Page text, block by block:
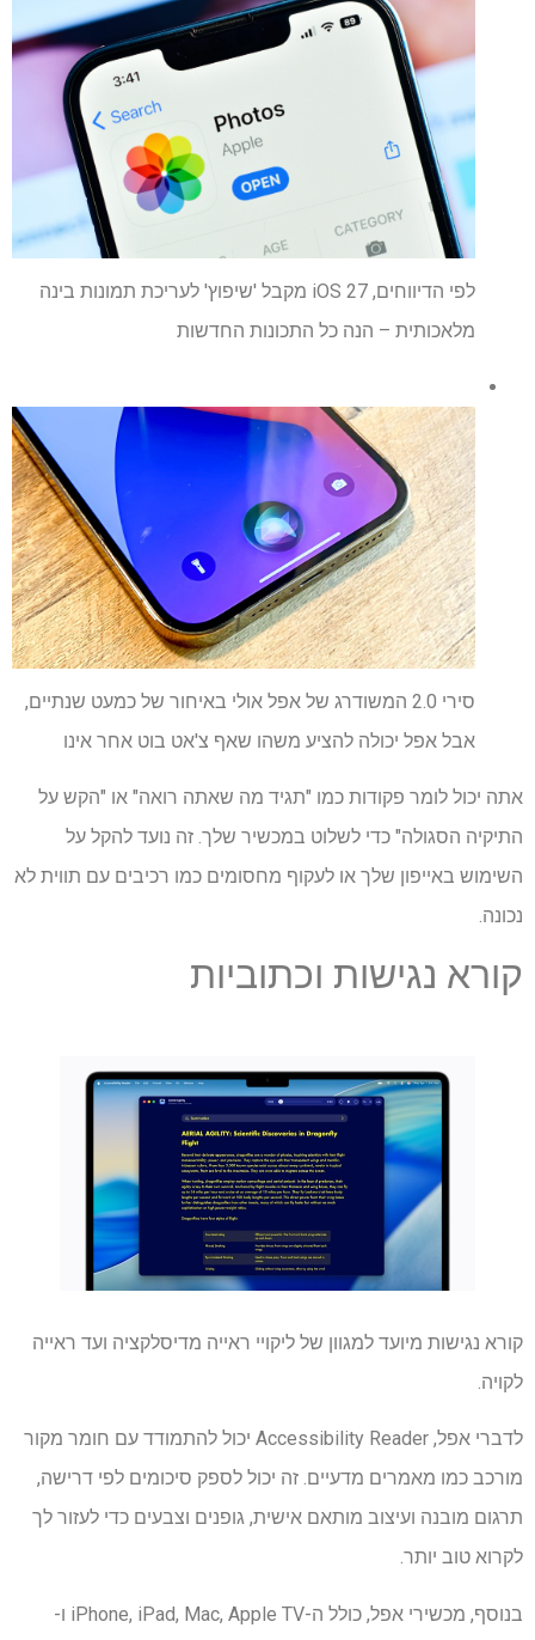
לפי הדיווחים, iOS 27 מקבל 'שיפוץ' לעריכת תמונות בינה
מלאכותית – הנה כל התכונות החדשות
סירי 2.0 המשודרג של אפל אולי באיחור של כמעט שנתיים,
אבל אפל יכולה להציע משהו שאף צ'אט בוט אחר אינו
אתה יכול לומר פקודות כמו "תגיד מה שאתה רואה" או "הקש על
התיקיה הסגולה" כדי לשלוט במכשיר שלך. זה נועד להקל על
השימוש באייפון שלך או לעקוף מחסומים כמו רכיבים עם תווית לא
נכונה.
קורא נגישות וכתוביות
קורא נגישות מיועד למגוון של ליקויי ראייה מדיסלקציה ועד ראייה
לקויה.
לדברי אפל, Accessibility Reader יכול להתמודד עם חומר מקור
מורכב כמו מאמרים מדעיים. זה יכול לספק סיכומים לפי דרישה,
תרגום מובנה ועיצוב מותאם אישית, גופנים וצבעים כדי לעזור לך
לקרוא טוב יותר.
בנוסף, מכשירי אפל, כולל ה-iPhone, iPad, Mac, Apple TV ו-